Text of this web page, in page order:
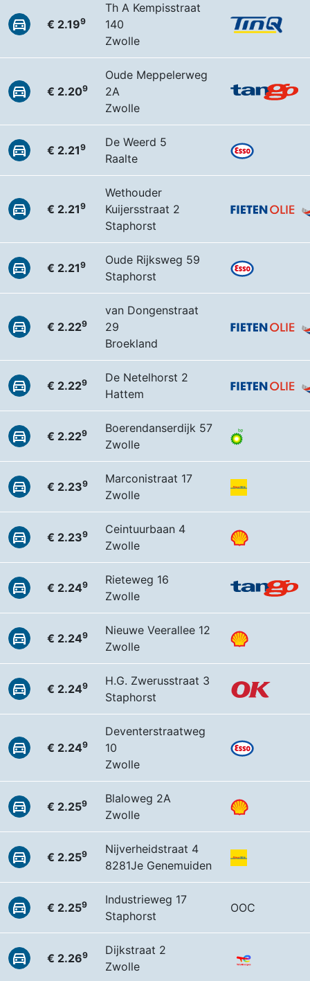
€ 2.199
Th A Kempisstraat
140
Zwolle
€ 2.209
Oude Meppelerweg
2A
Zwolle
€ 2.219
De Weerd 5
Raalte
€ 2.219
Wethouder
Kuijersstraat 2
Staphorst
€ 2.219
Oude Rijksweg 59
Staphorst
€ 2.229
van Dongenstraat
29
Broekland
€ 2.229
De Netelhorst 2
Hattem
€ 2.229
Boerendanserdijk 57
Zwolle
€ 2.239
Marconistraat 17
Zwolle
€ 2.239
Ceintuurbaan 4
Zwolle
€ 2.249
Rieteweg 16
Zwolle
€ 2.249
Nieuwe Veerallee 12
Zwolle
€ 2.249
H.G. Zwerusstraat 3
Staphorst
€ 2.249
Deventerstraatweg
10
Zwolle
€ 2.259
Blaloweg 2A
Zwolle
€ 2.259
Nijverheidstraat 4
8281Je Genemuiden
€ 2.259
Industrieweg 17
Staphorst
OOC
€ 2.269
Dijkstraat 2
Zwolle